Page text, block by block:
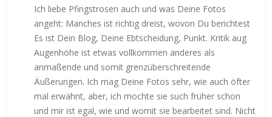
Ich liebe Pfingstrosen auch und was Deine Fotos
angeht: Manches ist richtig dreist, wovon Du berichtest
Es ist Dein Blog, Deine Ebtscheidung, Punkt. Kritik aug
Augenhöhe ist etwas vollkommen anderes als
anmaßende und somit grenzüberschreitende
Äußerungen. Ich mag Deine Fotos sehr, wie auch öfter
mal erwähnt, aber, ich mochte sie such früher schon
und mir ist egal, wie und womit sie bearbeitet sind. Nicht